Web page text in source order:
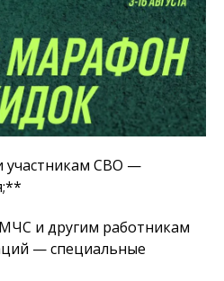
участникам СВО —
и другим работникам
— специальные